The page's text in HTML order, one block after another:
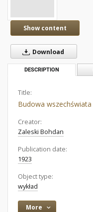
Show content
Download
DESCRIPTION
Title:
Budowa wszechświata
Creator:
Zaleski Bohdan
Publication date:
1923
Object type:
wykład
More